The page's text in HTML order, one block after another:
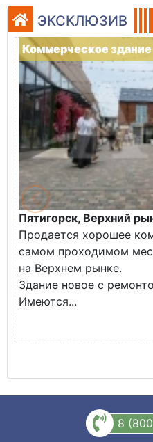
ЭКСКЛЮЗИВ
Коммерческое
Пятигорск, Верхний
Продается хорошее
самом проходимом
на Верхнем рынке.
Здание новое с
Имеются...
8